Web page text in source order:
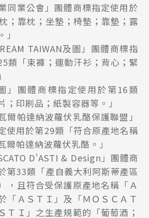
同業公會」團體商標指定使用於
；靠枕；坐墊；椅墊；靠墊；露
TAIWAN及圖」團體商標指
類「束褲；運動汗衫；背心；緊
」團體商標指定使用於第16類
；印刷品；紙製容器等。」
爾帕達納波蘿伏乳酪保護聯盟」
使用於第29類「符合原產地名稱
爾帕達納波蘿伏乳酪。」
D'ASTI & Design」團體商
第33類「產自義大利阿斯蒂產區
，且符合受保護原產地名稱「Ａ
「ＡＳＴＩ」及「ＭＯＳＣＡＴ
Ｉ」之生產規範的「葡萄酒；